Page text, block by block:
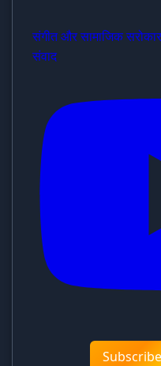
संगीत और सामाजिक
संवाद
Subscribe